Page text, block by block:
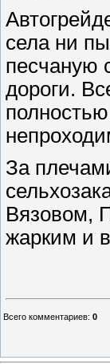
села ни
песчаную
дороги.
За
Вязовом,
жарким и
Всего комментариев: 0